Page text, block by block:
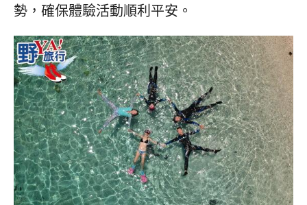
勢，確保體驗活動順利平安。